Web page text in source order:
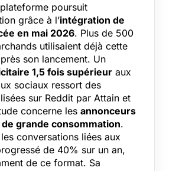
poursuit
grâce à l’intégration de
en mai 2026. Plus de 500
utilisaient déjà cette
son lancement. Un
1,5 fois supérieur aux
sociaux ressort des
sur Reddit par Attain et
concerne les annonceurs
grande consommation.
conversations liées aux
de 40% sur un an,
de ce format. Sa